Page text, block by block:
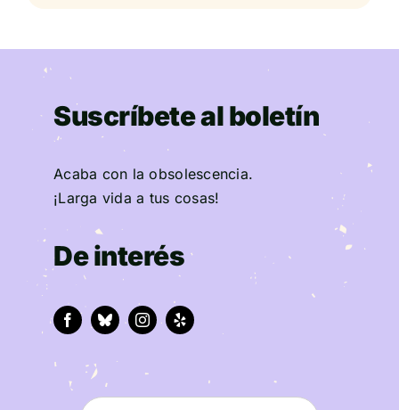
Suscríbete al boletín
Acaba con la obsolescencia.
¡Larga vida a tus cosas!
De interés